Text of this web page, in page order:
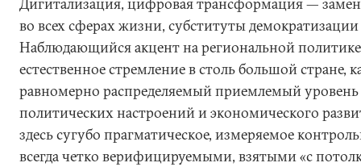
во всех сферах жизни, субституты
Наблюдающийся акцент на региональной
естественное стремление в столь большой стране,
равномерно распределяемый приемлемый
политических настроений и экономического
здесь сугубо прагматическое, измеряемое
всегда четко верифицируемыми, взятыми «с